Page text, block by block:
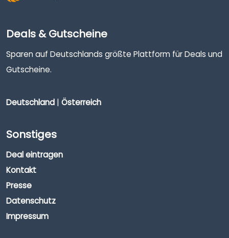
Deals & Gutscheine
Sparen auf Deutschlands größte Plattform für Deals und
Gutscheine.
Deutschland | Österreich
Sonstiges
Deal eintragen
Kontakt
Presse
Datenschutz
Impressum